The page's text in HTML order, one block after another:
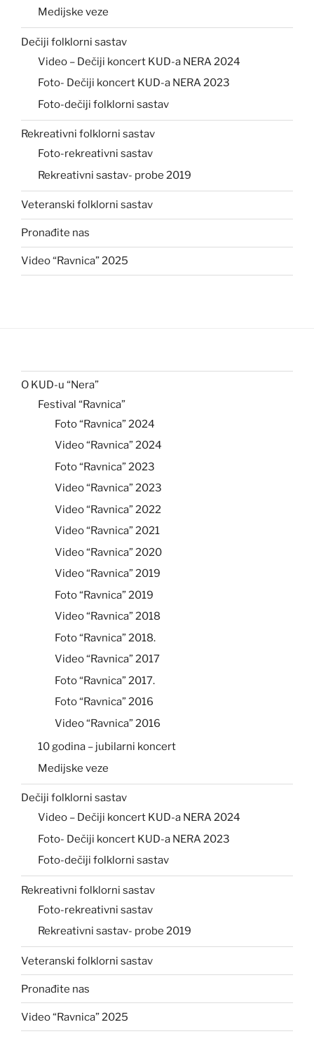
Medijske veze
Dečiji folklorni sastav
Video – Dečiji koncert KUD-a NERA 2024
Foto- Dečiji koncert KUD-a NERA 2023
Foto-dečiji folklorni sastav
Rekreativni folklorni sastav
Foto-rekreativni sastav
Rekreativni sastav- probe 2019
Veteranski folklorni sastav
Pronađite nas
Video “Ravnica” 2025
O KUD-u “Nera”
Festival “Ravnica”
Foto “Ravnica” 2024
Video “Ravnica” 2024
Foto “Ravnica” 2023
Video “Ravnica” 2023
Video “Ravnica” 2022
Video “Ravnica” 2021
Video “Ravnica” 2020
Video “Ravnica” 2019
Foto “Ravnica” 2019
Video “Ravnica” 2018
Foto “Ravnica” 2018.
Video “Ravnica” 2017
Foto “Ravnica” 2017.
Foto “Ravnica” 2016
Video “Ravnica” 2016
10 godina – jubilarni koncert
Medijske veze
Dečiji folklorni sastav
Video – Dečiji koncert KUD-a NERA 2024
Foto- Dečiji koncert KUD-a NERA 2023
Foto-dečiji folklorni sastav
Rekreativni folklorni sastav
Foto-rekreativni sastav
Rekreativni sastav- probe 2019
Veteranski folklorni sastav
Pronađite nas
Video “Ravnica” 2025